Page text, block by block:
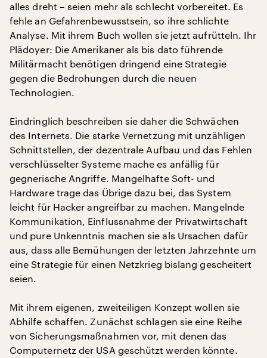
alles dreht – seien mehr als schlecht vorbereitet. Es
fehle an Gefahrenbewusstsein, so ihre schlichte
Analyse. Mit ihrem Buch wollen sie jetzt aufrütteln. Ihr
Plädoyer: Die Amerikaner als bis dato führende
Militärmacht benötigen dringend eine Strategie
gegen die Bedrohungen durch die neuen
Technologien.
Eindringlich beschreiben sie daher die Schwächen
des Internets. Die starke Vernetzung mit unzähligen
Schnittstellen, der dezentrale Aufbau und das Fehlen
verschlüsselter Systeme mache es anfällig für
gegnerische Angriffe. Mangelhafte Soft- und
Hardware trage das Übrige dazu bei, das System
leicht für Hacker angreifbar zu machen. Mangelnde
Kommunikation, Einflussnahme der Privatwirtschaft
und pure Unkenntnis machen sie als Ursachen dafür
aus, dass alle Bemühungen der letzten Jahrzehnte um
eine Strategie für einen Netzkrieg bislang gescheitert
seien.
Mit ihrem eigenen, zweiteiligen Konzept wollen sie
Abhilfe schaffen. Zunächst schlagen sie eine Reihe
von Sicherungsmaßnahmen vor, mit denen das
Computernetz der USA geschützt werden könnte.